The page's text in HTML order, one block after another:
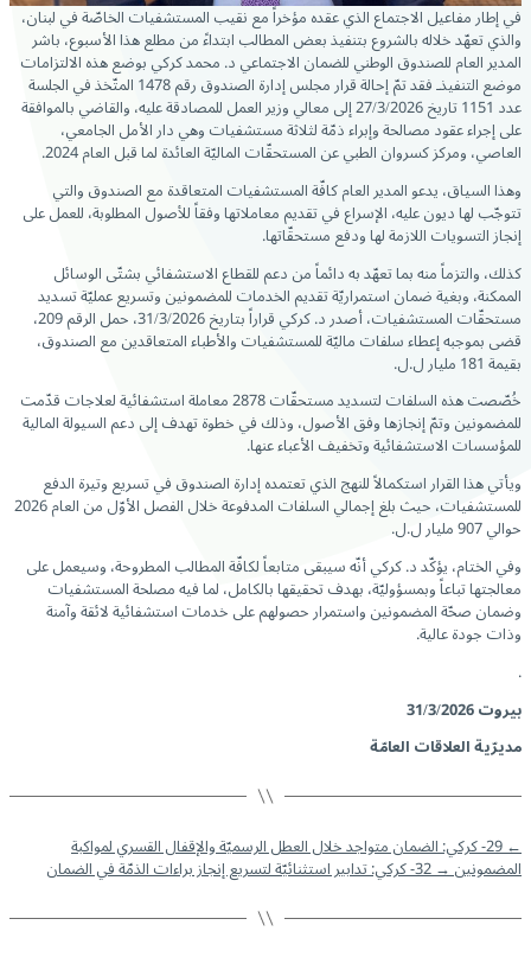
في إطار مفاعيل الاجتماع الذي عقده مؤخراً مع نقيب المستشفيات الخاصّة في لبنان،
والذي تعهّد خلاله بالشروع بتنفيذ بعض المطالب ابتداءً من مطلع هذا الأسبوع، باشر
المدير العام للصندوق الوطني للضمان الاجتماعي د. محمد كركي بوضع هذه الالتزامات
موضع التنفيذـ فقد تمّ إحالة قرار مجلس إدارة الصندوق رقم 1478 المتّخذ في الجلسة
عدد 1151 تاريخ 27/3/2026 إلى معالي وزير العمل للمصادقة عليه، والقاضي بالموافقة
على إجراء عقود مصالحة وإبراء ذمّة لثلاثة مستشفيات وهي دار الأمل الجامعي،
العاصي، ومركز كسروان الطبي عن المستحقّات الماليّة العائدة لما قبل العام 2024.
وهذا السياق، يدعو المدير العام كافّة المستشفيات المتعاقدة مع الصندوق والتي
تتوجّب لها ديون عليه، الإسراع في تقديم معاملاتها وفقاً للأصول المطلوبة، للعمل على
إنجاز التسويات اللازمة لها ودفع مستحقّاتها.
كذلك، والتزماً منه بما تعهّد به دائماً من دعم للقطاع الاستشفائي بشتّى الوسائل
الممكنة، وبغية ضمان استمراريّة تقديم الخدمات للمضمونين وتسريع عمليّة تسديد
مستحقّات المستشفيات، أصدر د. كركي قراراً بتاريخ 31/3/2026، حمل الرقم 209،
قضى بموجبه إعطاء سلفات ماليّة للمستشفيات والأطباء المتعاقدين مع الصندوق،
بقيمة 181 مليار ل.ل.
خُصّصت هذه السلفات لتسديد مستحقّات 2878 معاملة استشفائية لعلاجات قدّمت
للمضمونين وتمّ إنجازها وفق الأصول، وذلك في خطوة تهدف إلى دعم السيولة المالية
للمؤسسات الاستشفائية وتخفيف الأعباء عنها.
ويأتي هذا القرار استكمالاً للنهج الذي تعتمده إدارة الصندوق في تسريع وتيرة الدفع
للمستشفيات، حيث بلغ إجمالي السلفات المدفوعة خلال الفصل الأوّل من العام 2026
حوالي 907 مليار ل.ل.
وفي الختام، يؤكّد د. كركي أنّه سيبقى متابعاً لكافّة المطالب المطروحة، وسيعمل على
معالجتها تباعاً وبمسؤوليّة، بهدف تحقيقها بالكامل، لما فيه مصلحة المستشفيات
وضمان صحّة المضمونين واستمرار حصولهم على خدمات استشفائية لائقة وآمنة
وذات جودة عالية.
.
بيروت 31/3/2026
مديرّية العلاقات العامّة
← 29- كركي: الضمان متواجد خلال العطل الرسميّة والإقفال القسري لمواكبة
المضمونين→32- كركي: تدابير استثنائيّة لتسريع إنجاز براءات الذمّة في الضمان